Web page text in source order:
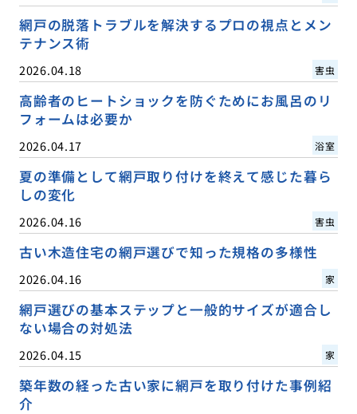
網戸の脱落トラブルを解決するプロの視点とメン
テナンス術
2026.04.18 害虫
高齢者のヒートショックを防ぐためにお風呂のリ
フォームは必要か
2026.04.17 浴室
夏の準備として網戸取り付けを終えて感じた暮ら
しの変化
2026.04.16 害虫
古い木造住宅の網戸選びで知った規格の多様性
2026.04.16 家
網戸選びの基本ステップと一般的サイズが適合し
ない場合の対処法
2026.04.15 家
築年数の経った古い家に網戸を取り付けた事例紹
介